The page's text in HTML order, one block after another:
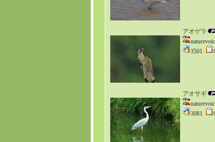
アオゲラ
3501
アオサギ
3081